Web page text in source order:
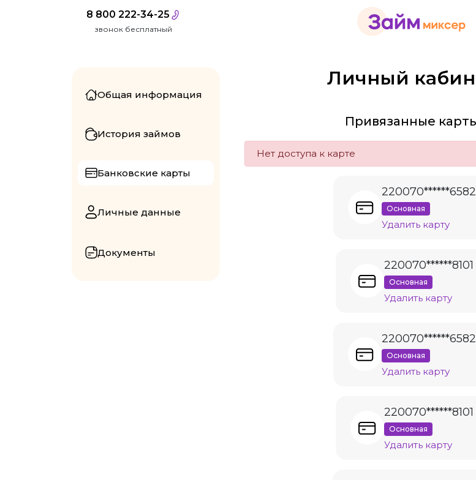
8 800 222-34-25
звонок бесплатный
Общая информация
История займов
Банковские карты
Личные данные
Документы
Личный
Привязанные
Нет доступа к карте
220070******6582
Основная
Удалить карту
220070******8101
Основная
Удалить карту
220070******6582
Основная
Удалить карту
220070******8101
Основная
Удалить карту